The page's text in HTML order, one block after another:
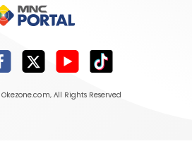
Okezone.com, All Rights Reserved